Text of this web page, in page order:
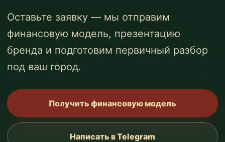
Оставьте заявку — мы отправим
финансовую модель, презентацию
бренда и подготовим первичный разбор
под ваш город.
Получить финансовую модель
Написать в Telegram